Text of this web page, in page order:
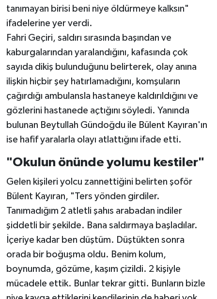
tanımayan birisi beni niye öldürmeye kalksın"
ifadelerine yer verdi.
Fahri Geçiri, saldırı sırasında başından ve
kaburgalarından yaralandığını, kafasında çok
sayıda dikiş bulunduğunu belirterek, olay anına
ilişkin hiçbir şey hatırlamadığını, komşuların
çağırdığı ambulansla hastaneye kaldırıldığını ve
gözlerini hastanede açtığını söyledi. Yanında
bulunan Beytullah Gündoğdu ile Bülent Kayıran'ın
ise hafif yaralarla olayı atlattığını ifade etti.
"Okulun önünde yolumu kestiler"
Gelen kişileri yolcu zannettiğini belirten şoför
Bülent Kayıran, "Ters yönden girdiler.
Tanımadığım 2 atletli şahıs arabadan indiler
şiddetli bir şekilde. Bana saldırmaya başladılar.
İçeriye kadar ben düştüm. Düştükten sonra
orada bir boğuşma oldu. Benim kolum,
boynumda, gözüme, kaşım çizildi. 2 kişiyle
mücadele ettik. Bunlar tekrar gitti. Bunların bizle